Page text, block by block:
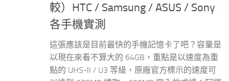
較）HTC / Samsung / ASUS / Sony
各手機實測
這張應該是目前最快的手機記憶卡了吧？容量是
以現在來看不算大的 64GB，重點是以速度為重
點的 UHS-II / U3 等級，原廠官方標示的速度可